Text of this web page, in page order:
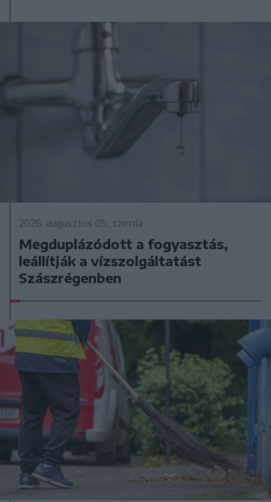
2026. augusztus 05., szerda
Megduplázódott a fogyasztás,
leállítják a vízszolgáltatást
Szászrégenben